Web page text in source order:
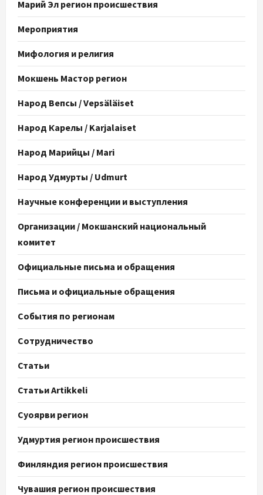
Марий Эл регион происшествия
Мероприятия
Мифология и религия
Мокшень Мастор регион
Народ Вепсы / Vepsäläiset
Народ Карелы / Karjalaiset
Народ Марийцы / Mari
Народ Удмурты / Udmurt
Научные конференции и выступления
Организации / Мокшанский национальный
комитет
Официальные письма и обращения
Письма и официальные обращения
События по регионам
Сотрудничество
Статьи
Статьи Artikkeli
Суоярви регион
Удмуртия регион происшествия
Финляндия регион происшествия
Чувашия регион происшествия